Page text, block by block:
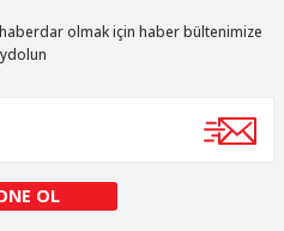
olmak için haber bültenimize
OL